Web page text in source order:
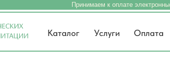
Принимаем к оплате
Оплата
Услуги
Каталог